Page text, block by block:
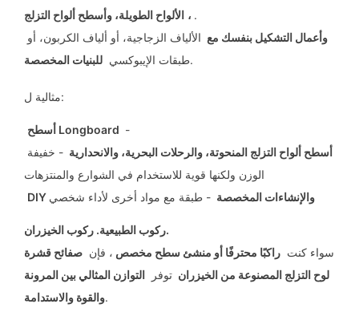
الألواح الطويلة، وأسطح ألواح التزلج، .
وأعمال التشكيل بنفسك مع الألياف الزجاجية، أو ألياف الكربون، أو
طبقات الإيبوكسي للبنيات المخصصة .
مثالية ل:
أسطح Longboard -
أسطح ألواح التزلج المنحوتة، والرحلات البحرية، والانحدارية - خفيفة
الوزن ولكنها قوية للاستخدام في الشوارع والمنتزهات
DIY والإنشاءات المخصصة - طبقة مع مواد أخرى لأداء شخصي
ركوب الطبيعية. ركوب الخيزران.
سواء كنت راكبًا محترفًا أو منشئ سطح مخصص ، فإن صفائح قشرة
لوح التزلج المصنوعة من الخيزران توفر التوازن المثالي بين المرونة
والقوة والاستدامة.